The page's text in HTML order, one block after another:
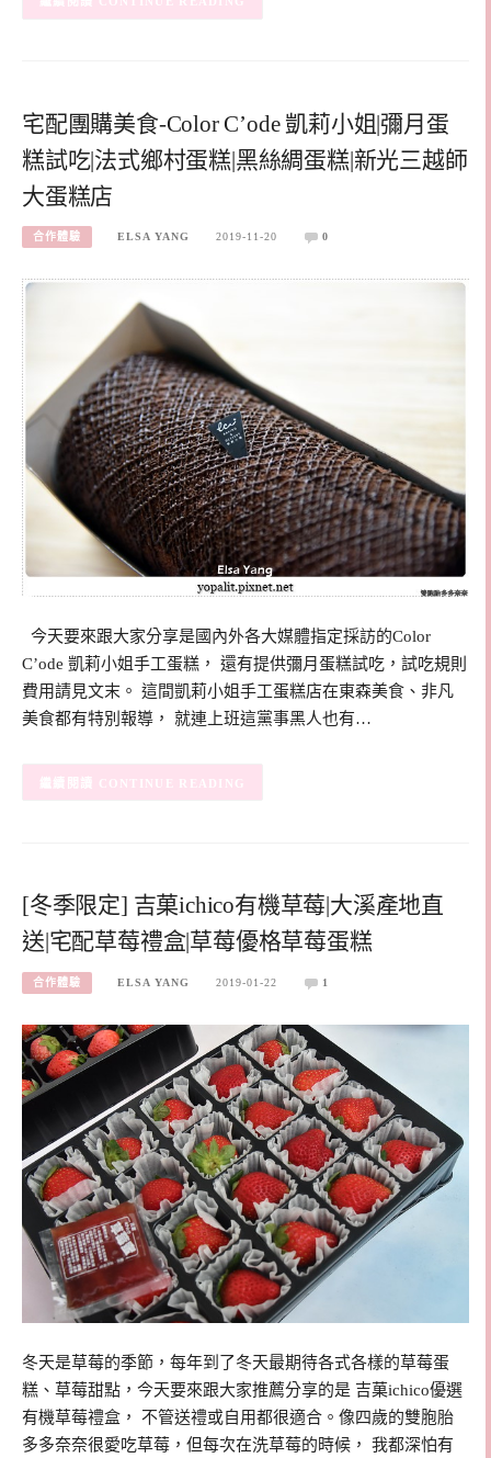
宅配團購美食-Color C’ode 凱莉小姐|彌月蛋
糕試吃|法式鄉村蛋糕|黑絲綢蛋糕|新光三越師
大蛋糕店
合作體驗 ELSA YANG 2019-11-20 0
今天要來跟大家分享是國內外各大媒體指定採訪的Color
C’ode 凱莉小姐手工蛋糕， 還有提供彌月蛋糕試吃，試吃規則
費用請見文末。 這間凱莉小姐手工蛋糕店在東森美食、非凡
美食都有特別報導， 就連上班這黨事黑人也有…
CONTINUE READING
[冬季限定] 吉菓ichico有機草莓|大溪產地直
送|宅配草莓禮盒|草莓優格草莓蛋糕
合作體驗 ELSA YANG 2019-01-22 1
冬天是草莓的季節，每年到了冬天最期待各式各樣的草莓蛋
糕、草莓甜點，今天要來跟大家推薦分享的是 吉菓ichico優選
有機草莓禮盒， 不管送禮或自用都很適合。像四歲的雙胞胎
多多奈奈很愛吃草莓，但每次在洗草莓的時候， 我都深怕有